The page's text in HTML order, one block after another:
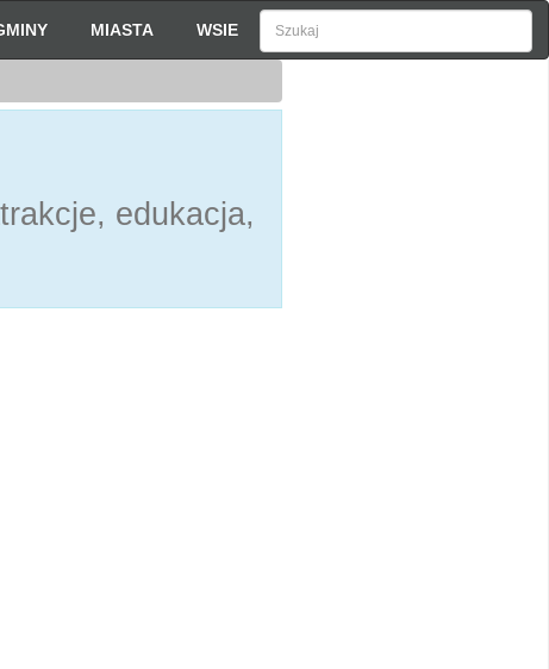
MIASTA WSIE
edukacja,